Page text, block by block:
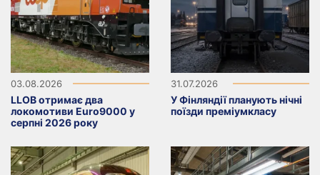
03.08.2026
LLOB отримає два
локомотиви Euro9000 у
серпні 2026 року
31.07.2026
У Фінляндії планують нічні
поїзди преміумкласу